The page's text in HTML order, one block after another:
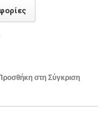
στη Σύγκριση